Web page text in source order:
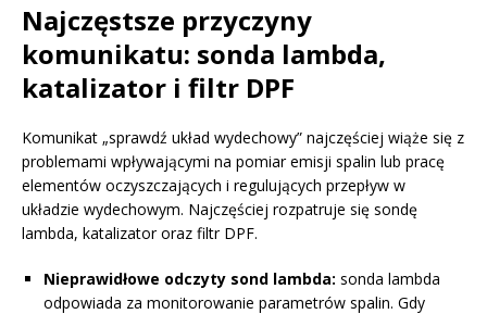
Najczęstsze przyczyny
komunikatu: sonda lambda,
katalizator i filtr DPF
Komunikat „sprawdź układ wydechowy” najczęściej wiąże się z
problemami wpływającymi na pomiar emisji spalin lub pracę
elementów oczyszczających i regulujących przepływ w
układzie wydechowym. Najczęściej rozpatruje się sondę
lambda, katalizator oraz filtr DPF.
Nieprawidłowe odczyty sond lambda: sonda lambda
odpowiada za monitorowanie parametrów spalin. Gdy